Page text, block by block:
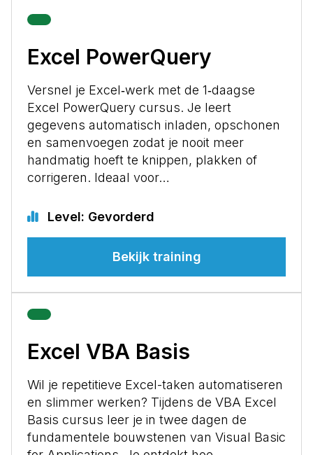
Excel PowerQuery
Versnel je Excel‑werk met de 1‑daagse
Excel PowerQuery cursus. Je leert
gegevens automatisch inladen, opschonen
en samenvoegen zodat je nooit meer
handmatig hoeft te knippen, plakken of
corrigeren. Ideaal voor…
Level: Gevorderd
Bekijk training
Excel VBA Basis
Wil je repetitieve Excel-taken automatiseren
en slimmer werken? Tijdens de VBA Excel
Basis cursus leer je in twee dagen de
fundamentele bouwstenen van Visual Basic